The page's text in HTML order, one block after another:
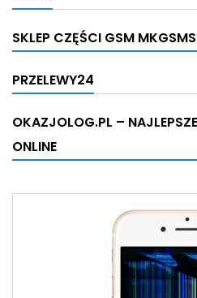
SKLEP CZĘŚCI GSM
PRZELEWY24
OKAZJOLOG.PL –
ONLINE